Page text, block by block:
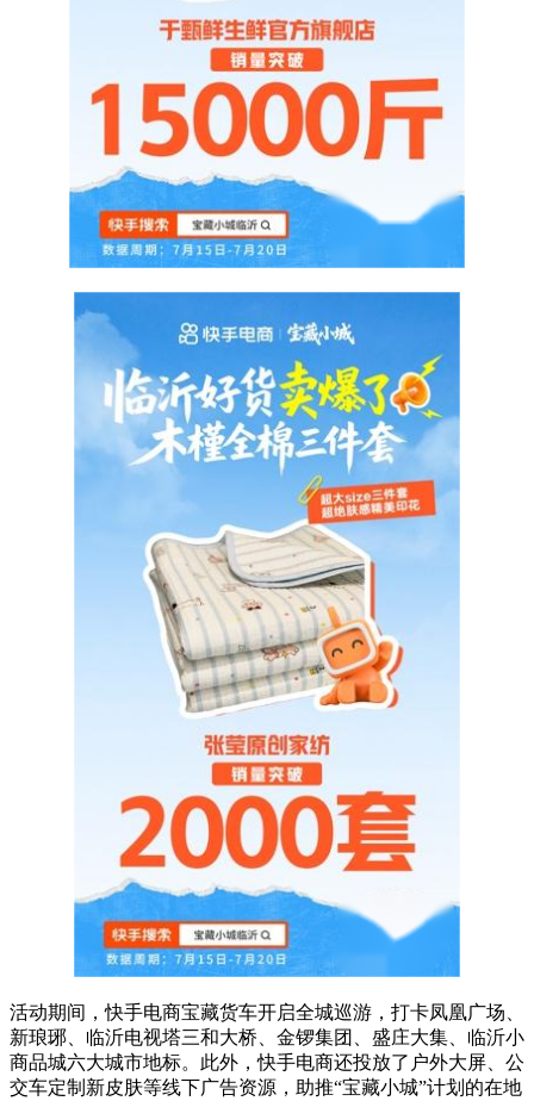
活动期间，快手电商宝藏货车开启全城巡游，打卡凤凰广场、
新琅琊、临沂电视塔三和大桥、金锣集团、盛庄大集、临沂小
商品城六大城市地标。此外，快手电商还投放了户外大屏、公
交车定制新皮肤等线下广告资源，助推“宝藏小城”计划的在地